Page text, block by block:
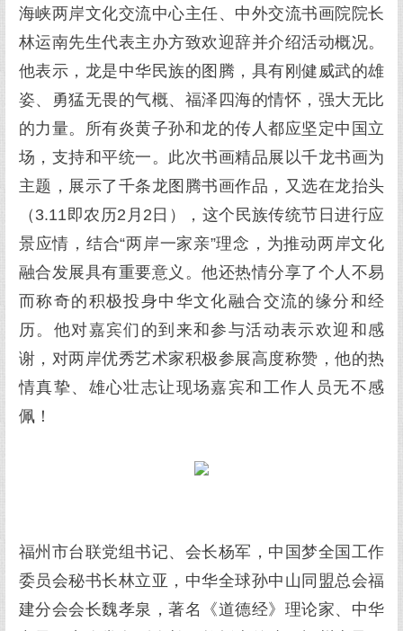
海峡两岸文化交流中心主任、中外交流书画院院长
林运南先生代表主办方致欢迎辞并介绍活动概况。
他表示，龙是中华民族的图腾，具有刚健威武的雄
姿、勇猛无畏的气概、福泽四海的情怀，强大无比
的力量。所有炎黄子孙和龙的传人都应坚定中国立
场，支持和平统一。此次书画精品展以千龙书画为
主题，展示了千条龙图腾书画作品，又选在龙抬头
（3.11即农历2月2日），这个民族传统节日进行应
景应情，结合“两岸一家亲”理念，为推动两岸文化
融合发展具有重要意义。他还热情分享了个人不易
而称奇的积极投身中华文化融合交流的缘分和经
历。他对嘉宾们的到来和参与活动表示欢迎和感
谢，对两岸优秀艺术家积极参展高度称赞，他的热
情真挚、雄心壮志让现场嘉宾和工作人员无不感
佩！
福州市台联党组书记、会长杨军，中国梦全国工作
委员会秘书长林立亚，中华全球孙中山同盟总会福
建分会会长魏孝泉，著名《道德经》理论家、中华